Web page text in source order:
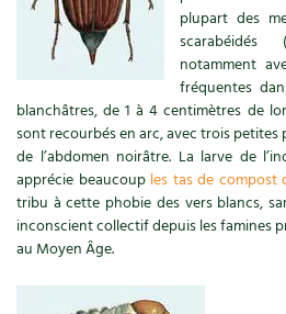
Matériaux écologiques
Entretien de la maison
Décoration et petit bricolage
Santé et bien-être
Appels à témoignage
Liste des pépiniéristes
Mieux consommer
plupart des
notamment
fréquentes
blanchâtres, de 1 à 4 centimètres de
sont recourbés en arc, avec trois petites
de l’abdomen noirâtre. La larve de
apprécie beaucoup les tas de compost
tribu à cette phobie des vers blancs,
inconscient collectif depuis les famines
au Moyen Âge.